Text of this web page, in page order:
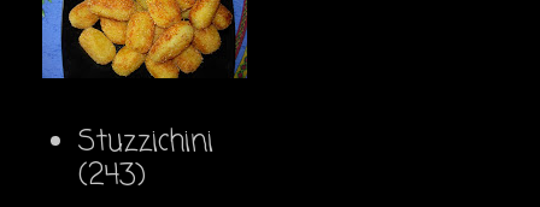
Stuzzichini
(243)